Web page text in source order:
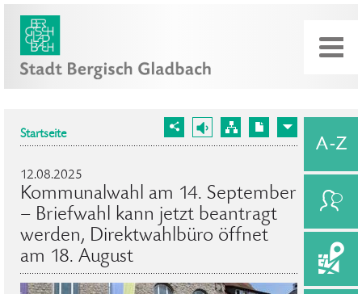
Startseite
12.08.2025
Kommunalwahl am 14. September
– Briefwahl kann jetzt beantragt
werden, Direktwahlbüro öffnet
am 18. August